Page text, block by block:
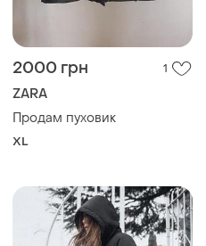
2000 грн 1
ZARA
Продам пуховик
XL